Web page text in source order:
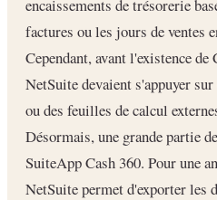
encaissements de trésorerie
factures ou les jours de ventes
Cependant, avant l'existence
NetSuite devaient s'appuyer
ou des feuilles de calcul
Désormais, une grande partie
SuiteApp Cash 360. Pour une
NetSuite permet d'exporter les